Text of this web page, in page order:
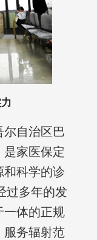
尔自治区巴
家医保定
和科学的诊
过多年的发
一体的正规
服务辐射范